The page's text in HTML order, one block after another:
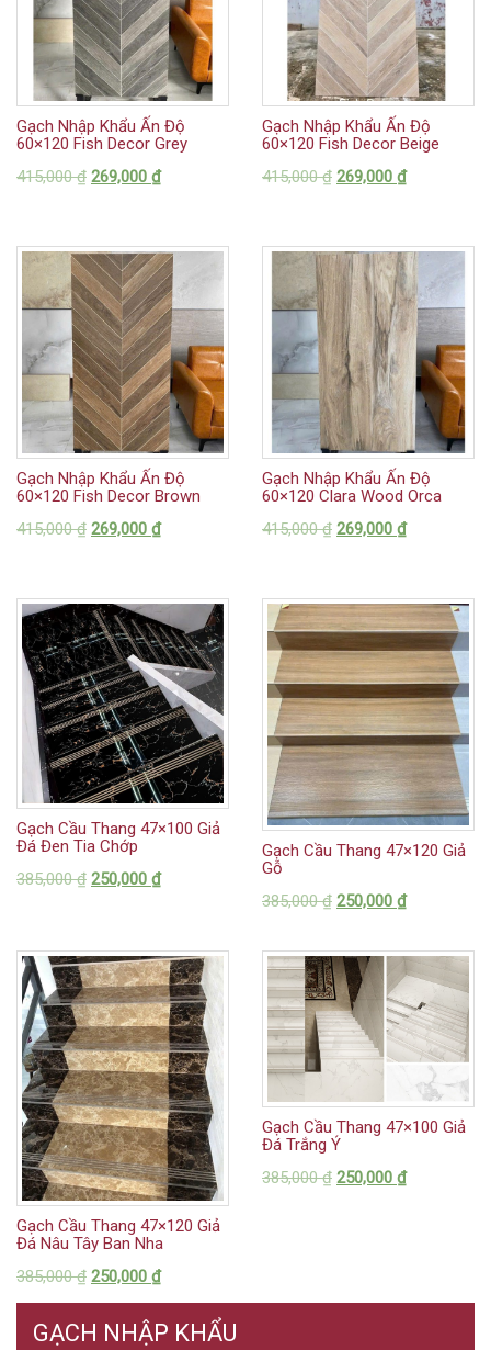
Gạch Nhập Khẩu Ấn Độ
60×120 Fish Decor Grey
415,000₫ 269,000 ₫
Gạch Nhập Khẩu Ấn Độ
60×120 Fish Decor Beige
415,000₫ 269,000 ₫
Gạch Nhập Khẩu Ấn Độ
60×120 Fish Decor Brown
415,000₫ 269,000 ₫
Gạch Nhập Khẩu Ấn Độ
60×120 Clara Wood Orca
415,000₫ 269,000 ₫
Gạch Cầu Thang 47×100 Giả
Đá Đen Tia Chớp
385,000₫ 250,000 ₫
Gạch Cầu Thang 47×120 Giả
Gỗ
385,000₫ 250,000 ₫
Gạch Cầu Thang 47×120 Giả
Đá Nâu Tây Ban Nha
385,000₫ 250,000 ₫
Gạch Cầu Thang 47×100 Giả
Đá Trắng Ý
385,000₫ 250,000 ₫
GẠCH NHẬP KHẨU